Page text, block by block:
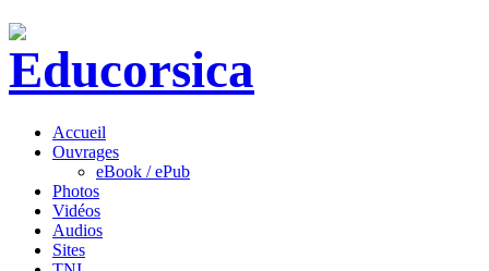
Accueil
Ouvrages
eBook / ePub
Photos
Vidéos
Audios
Sites